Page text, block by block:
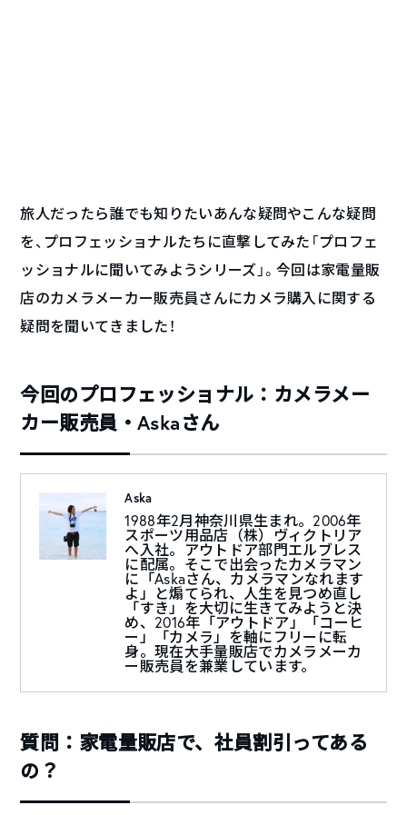
旅人だったら誰でも知りたいあんな疑問やこんな疑問
を、プロフェッショナルたちに直撃してみた「プロフェ
ッショナルに聞いてみようシリーズ」。今回は家電量販
店のカメラメーカー販売員さんにカメラ購入に関する
疑問を聞いてきました！
今回のプロフェッショナル：カメラメー
カー販売員・Askaさん
Aska
1988年2月神奈川県生まれ。2006年
スポーツ用品店（株）ヴィクトリア
へ入社。アウトドア部門エルブレス
に配属。そこで出会ったカメラマン
に「Askaさん、カメラマンなれます
よ」と煽てられ、人生を見つめ直し
「すき」を大切に生きてみようと決
め、2016年「アウトドア」「コーヒ
ー」「カメラ」を軸にフリーに転
身。現在大手量販店でカメラメーカ
ー販売員を兼業しています。
質問：家電量販店で、社員割引ってある
の？